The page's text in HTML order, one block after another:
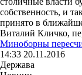
собственность, и
принято в
Виталий Кличко,
Миноборны
14:33 20.11.2016
Держава